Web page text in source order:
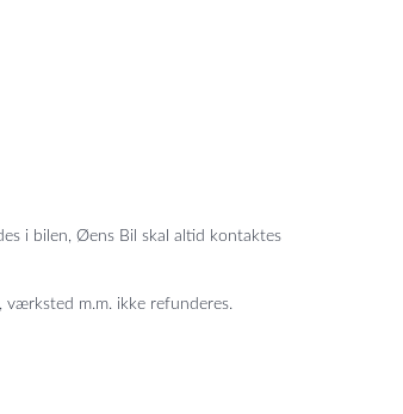
i bilen, Øens Bil skal altid kontaktes
m.m. ikke refunderes.